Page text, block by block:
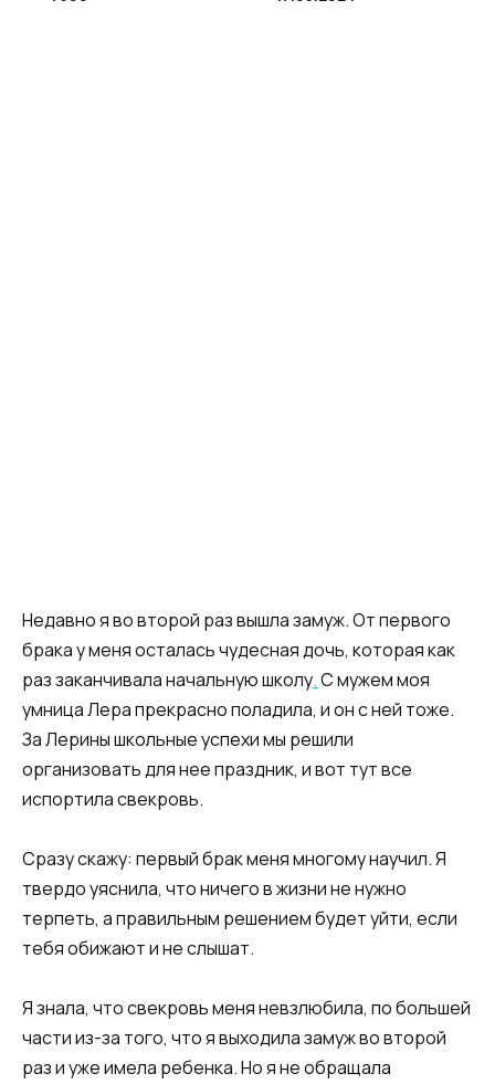
Недавно я во второй раз вышла замуж. От первого
брака у меня осталась чудесная дочь, которая как
раз заканчивала начальную школу.С мужем моя
умница Лера прекрасно поладила, и он с ней тоже.
За Лерины школьные успехи мы решили
организовать для нее праздник, и вот тут все
испортила свекровь.
Сразу скажу: первый брак меня многому научил. Я
твердо уяснила, что ничего в жизни не нужно
терпеть, а правильным решением будет уйти, если
тебя обижают и не слышат.
Я знала, что свекровь меня невзлюбила, по большей
части из-за того, что я выходила замуж во второй
раз и уже имела ребенка. Но я не обращала